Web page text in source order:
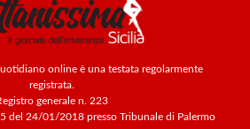
online è una testata regolarmente
registrata.
generale n. 223
del 24/01/2018 presso Tribunale di Palermo